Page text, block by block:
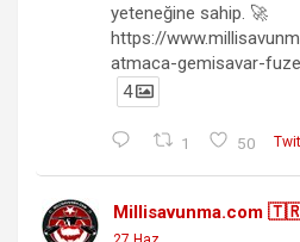
yeteneğine sahip. 🚀
https://
atmaca-gemisavar-
4
1 50
Millisavunma.com